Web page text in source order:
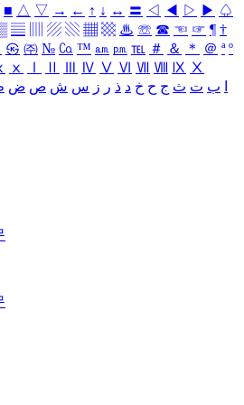
■ △ ▽ → ← ↑ ↓ ↔ 〓 ◁ ◀ ▷ ▶ ♤
▤ ▨ ▧ ▦ ▩ ♨ ☏ ☎ ☜ ☞ ¶ †
㉿ ㈜ № ㏇ ™ ㏂ ㏘ ℡ ＃ ＆ ＊ ＠ ª º
ⅹ Ⅳ Ⅴ Ⅵ Ⅶ Ⅷ Ⅸ Ⅹ
ب ت ث ج ح خ د ذ ر ز س ش ص ض